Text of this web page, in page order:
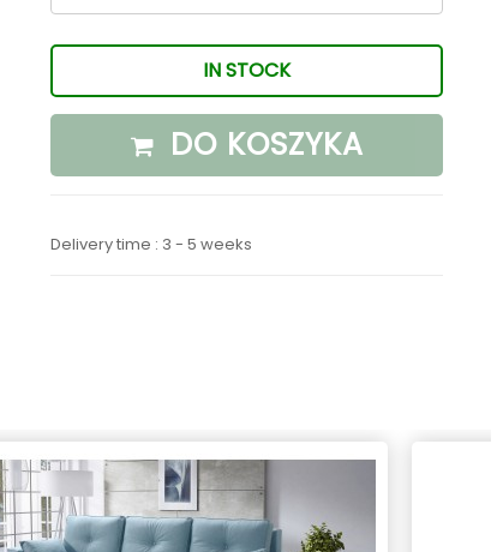
IN STOCK
DO KOSZYKA
Delivery time : 3 - 5 weeks